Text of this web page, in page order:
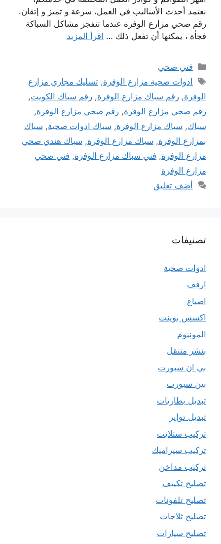
نعتمد أحدث الأساليب في العمل، سرعة و تميز و إتقان.
رقم صحي مزارع الوفرة عندما تنفجر مشاكل السباكة
فجأة ، يمكنها أن تفعل ذلك … اقرأ المزيد
التصنيفات
فني صحي
الوسوم
ادوات صحية مزارع الوفرة,تسليك مجاري مزارع
الوفرة, رقم سباك مزارع الوفرة, رقم سباك الكويت,
رقم صحي مزارع الوفرة, رقم صحي مزارع الوفرة,
سباك, سباك مزارع الوفرة, سباك ادوات صحية, سباك
بمزارع الوفرة, سباك مزارع الوفرة, سباك هندي صحي
مزارع الوفرة, فني سباك مزارع الوفرة, فني صحي
مزارع الوفرة
أضف تعليق
تصنيفات
ادوات صحية
ارفف
اصباغ
اكسس بوينت
المونيوم
بنشر متنقل
بي ان سبورت
بين سبورت
تبديل بطاريات
تبديل تواير
تركيب ستلايت
تركيب سيراميك
تركيب مداخن
تصليح تكييف
تصليح تلفونات
تصليح ثلاجات
تصليح سيارات